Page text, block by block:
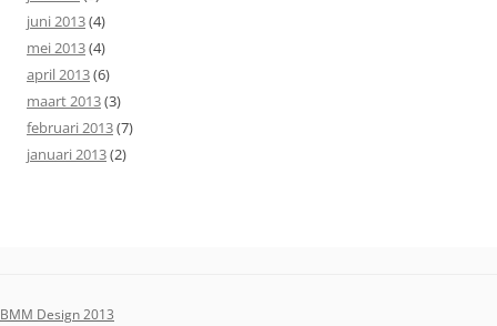
juni 2013(4)
mei 2013(4)
april 2013(6)
maart 2013(3)
februari 2013(7)
januari 2013(2)
BMM Design 2013